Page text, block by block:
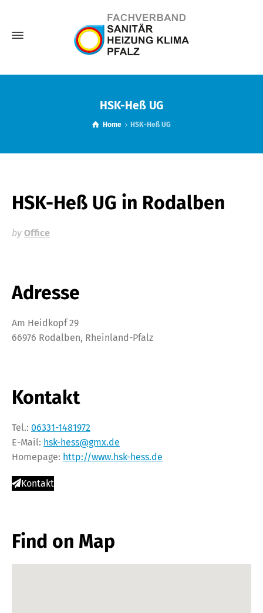
HSK-Heß UG
Home HSK-Heß UG
HSK-Heß UG in Rodalben
by Office
Adresse
Am Heidkopf 29
66976 Rodalben, Rheinland-Pfalz
Kontakt
Tel.: 06331-1481972
E-Mail: hsk-hess@gmx.de
Homepage: http://www.hsk-hess.de
Kontakt
Find on Map